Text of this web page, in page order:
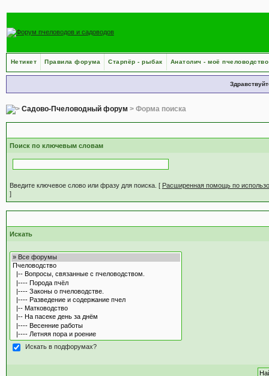
Нетикет Правила форума Старпёр - рыбак Анатолич - моё пчеловодство
Садово-Пчеловодный форум > Форма поиска
Поиск по ключевым словам
Введите ключевое слово или фразу для поиска. [ Расширенная помощь по
]
Искать
Искать в подфорумах?